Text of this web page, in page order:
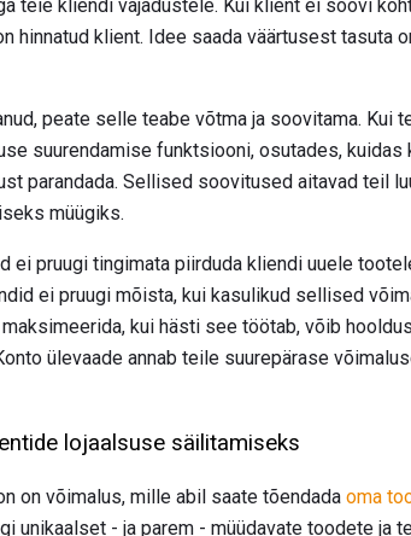
teie kliendi vajadustele. Kui klient ei soovi
hinnatud klient. Idee saada väärtusest tasuta
peate selle teabe võtma ja soovitama. Kui
suurendamise funktsiooni, osutades,
parandada. Sellised soovitused aitavad teil
müügiks.
ei pruugi tingimata piirduda kliendi uuele
ei pruugi mõista, kui kasulikud sellised
kui hästi see töötab, võib
ülevaade annab teile suurepärase
lojaalsuse säilitamiseks
on võimalus, mille abil saate tõendada oma
unikaalset - ja parem - müüdavate toodete ja